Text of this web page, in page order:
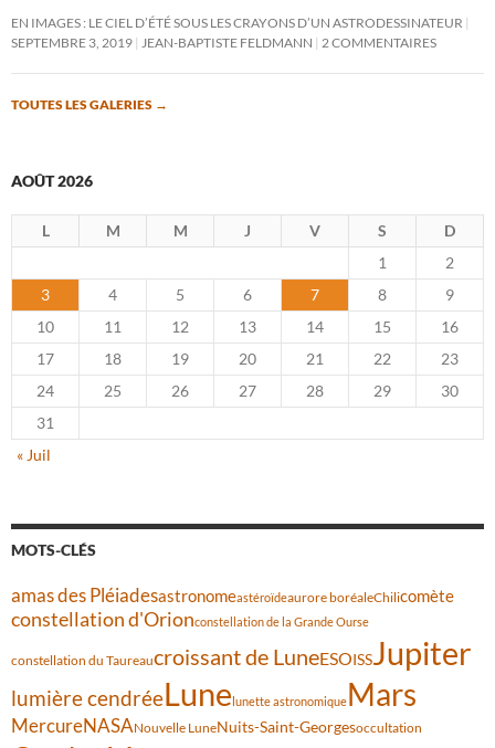
EN IMAGES : LE CIEL D’ÉTÉ SOUS LES CRAYONS D’UN ASTRODESSINATEUR
SEPTEMBRE 3, 2019
JEAN-BAPTISTE FELDMANN 2 COMMENTAIRES
TOUTES LES GALERIES →
AOÛT 2026
L M M J V S
D
1
2
3
4 5 6 7 8
9
10
11 12 13 14 15
16
17
18 19 20 21 22
23
24
25 26 27 28 29
30
31
« Juil
MOTS-CLÉS
amas des Pléiadesastronomeastéroïdeaurore boréaleChilicomète
constellation d'Orionconstellation de la Grande Ourse
constellation du Taureaucroissant de LuneESOISSJupiter
lumière cendréeLunelunette astronomiqueMars
MercureNASANouvelle LuneNuits-Saint-Georgesoccultation